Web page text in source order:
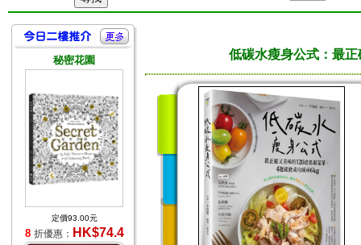
秘密花園
定價93.00元
8 折優惠： HK$74.4
低碳水瘦身公式：最